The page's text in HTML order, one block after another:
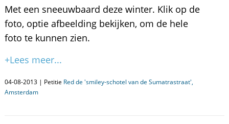
Met een sneeuwbaard deze winter. Klik op de
foto, optie afbeelding bekijken, om de hele
foto te kunnen zien.
+Lees meer...
04-08-2013 | Petitie Red de 'smiley-schotel van de Sumatrastraat',
Amsterdam